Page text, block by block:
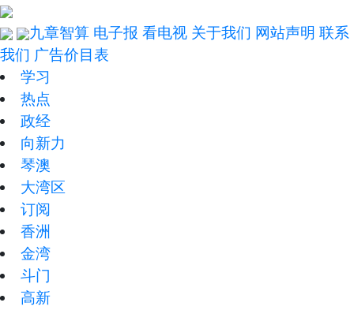
九章智算 电子报 看电视 关于我们 网站声明 联系
我们 广告价目表
学习
热点
政经
向新力
琴澳
大湾区
订阅
香洲
金湾
斗门
高新